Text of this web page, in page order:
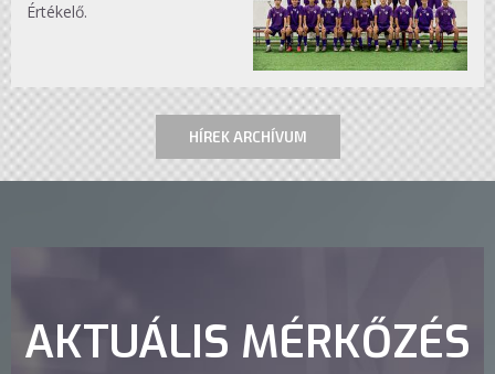
Értékelő.
HÍREK ARCHÍVUM
AKTUÁLIS MÉRKŐZÉS